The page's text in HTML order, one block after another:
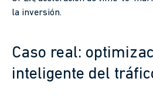
la inversión.
Caso real:
inteligente del